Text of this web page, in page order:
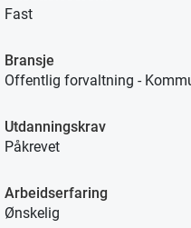
Fast
Bransje
Offentlig forvaltning -
Utdanningskrav
Påkrevet
Arbeidserfaring
Ønskelig